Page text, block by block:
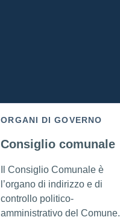
ORGANI DI GOVERNO
Consiglio comunale
Il Consiglio Comunale è
l’organo di indirizzo e di
controllo politico-
amministrativo del Comune.